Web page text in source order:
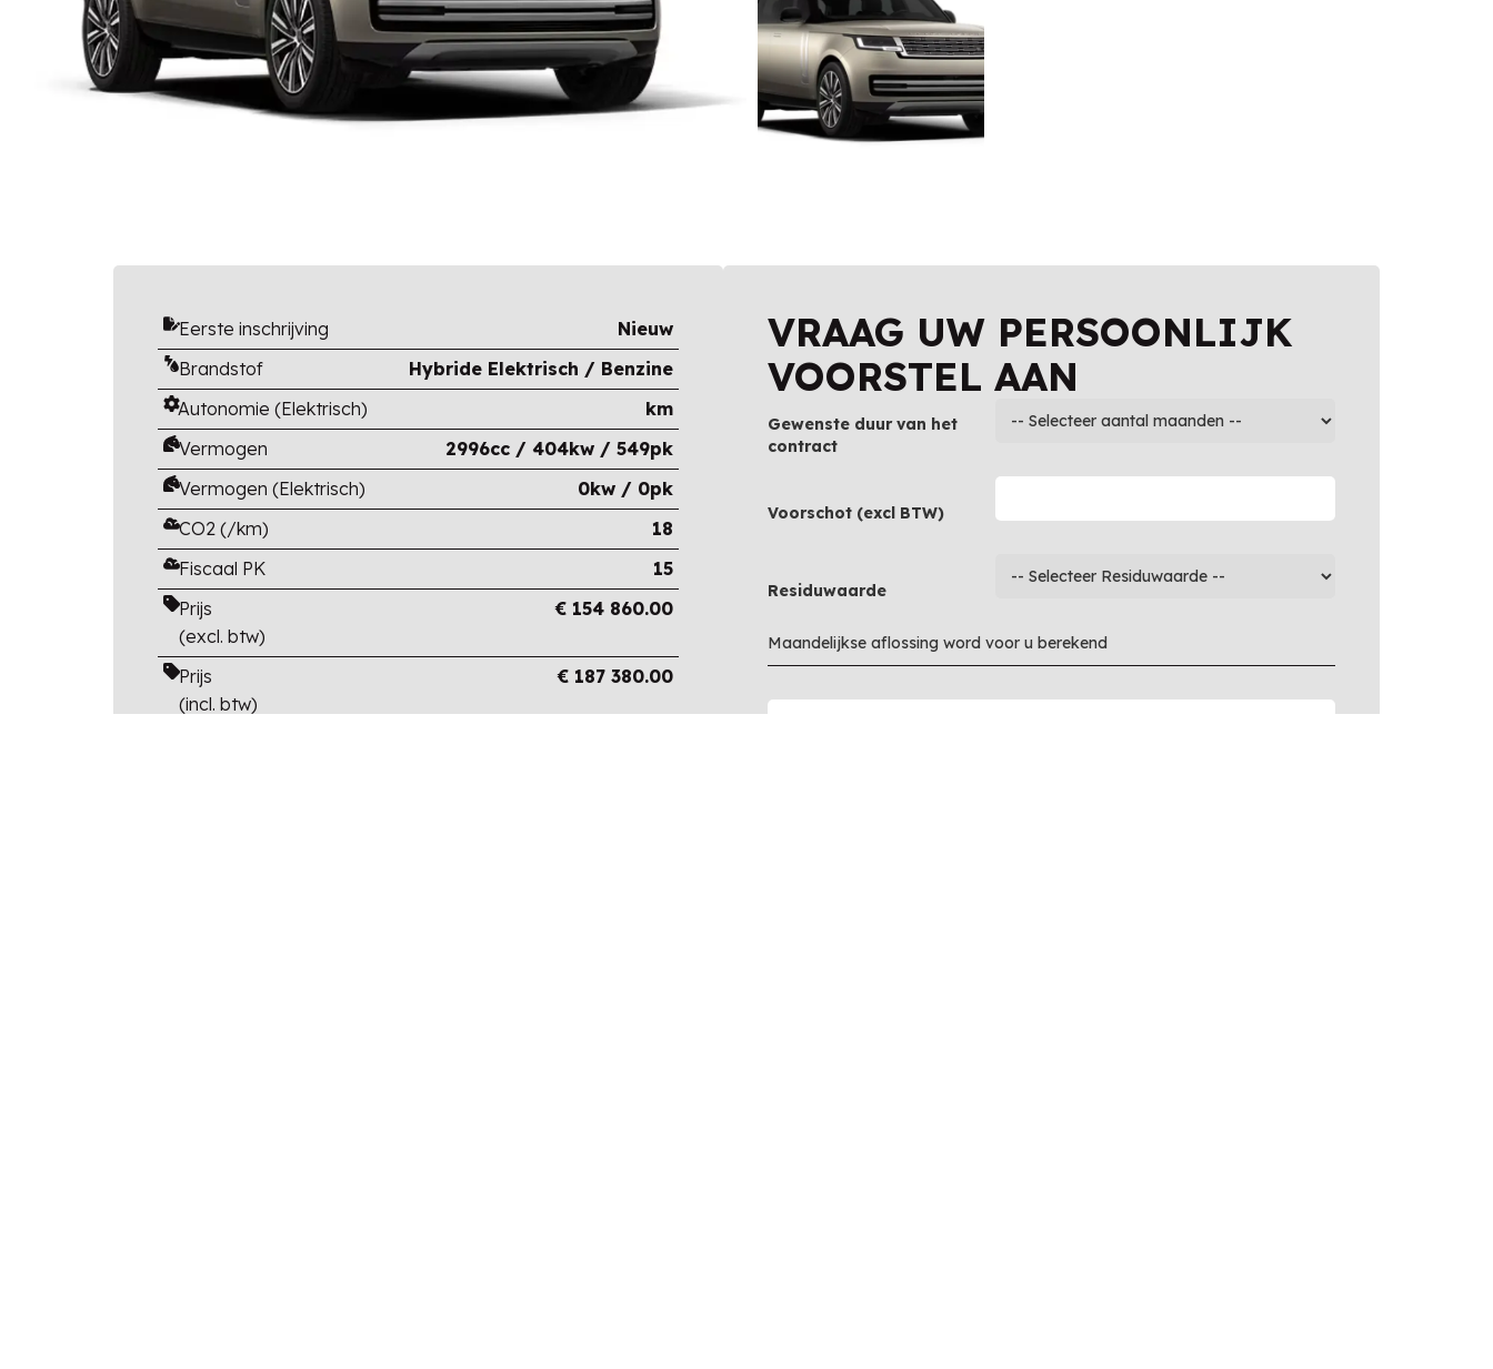
Eerste inschrijving
Nieuw
Brandstof
Hybride Elektrisch / Benzine
Autonomie (Elektrisch)
km
Vermogen
2996cc / 404kw / 549pk
Vermogen (Elektrisch)
0kw / 0pk
CO2 (/km)
18
Fiscaal PK
15
Prijs
(excl. btw)
€ 154 860.00
Prijs
(incl. btw)
€ 187 380.00
VRAAG UW PERSOONLIJK
VOORSTEL AAN
Gewenste duur van het
contract
Voorschot (excl BTW)
Residuwaarde
Maandelijkse aflossing word voor u berekend